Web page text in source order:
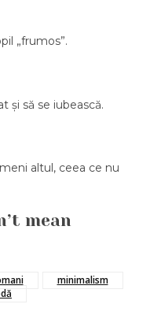
„frumos”.
și să se iubească.
altul, ceea ce nu
mean
minimalism